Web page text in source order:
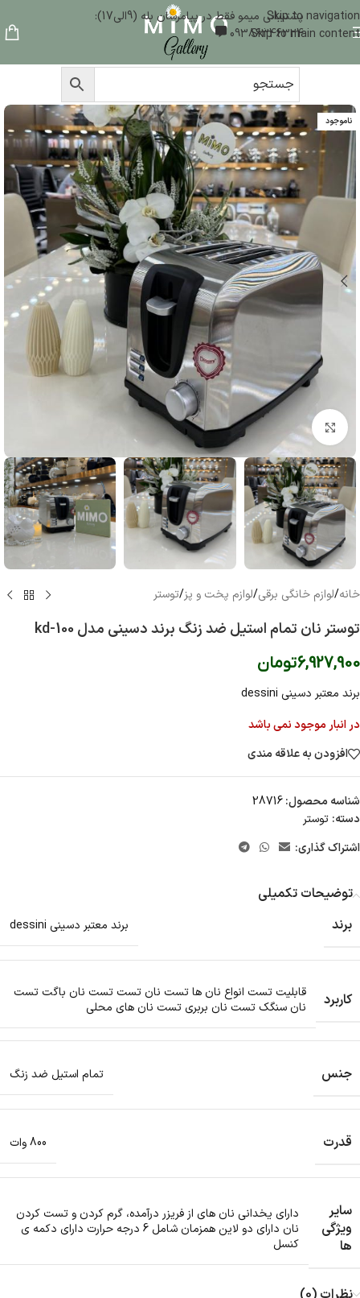
Skip to navigation
Skip to main content
پشتیبانی میمو فقط در پیامرسان بله (9الی17):
09386346324
ناموجود
بزرگنمایی تصویر
خانه/لوازم خانگی برقی/لوازم پخت و پز/توستر
توستر نان تمام استیل ضد زنگ برند دسینی مدل kd-100
6,927,900تومان
برند معتبر دسینی dessini
در انبار موجود نمی باشد
افزودن به علاقه مندی
شناسه محصول:28716
دسته: توستر
اشتراک گذاری:
توضیحات تکمیلی
برند
برند معتبر دسینی dessini
کاربرد
قابلیت تست انواع نان ها تست نان تست تست نان باگت تست
نان سنگک تست نان بربری تست نان های محلی
جنس تمام استیل ضد زنگ
قدرت 800 وات
سایر
ویژگی
ها
دارای یخدانی نان های از فریزر درآمده، گرم کردن و تست کردن
نان دارای دو لاین همزمان شامل 6 درجه حرارت دارای دکمه ی
کنسل